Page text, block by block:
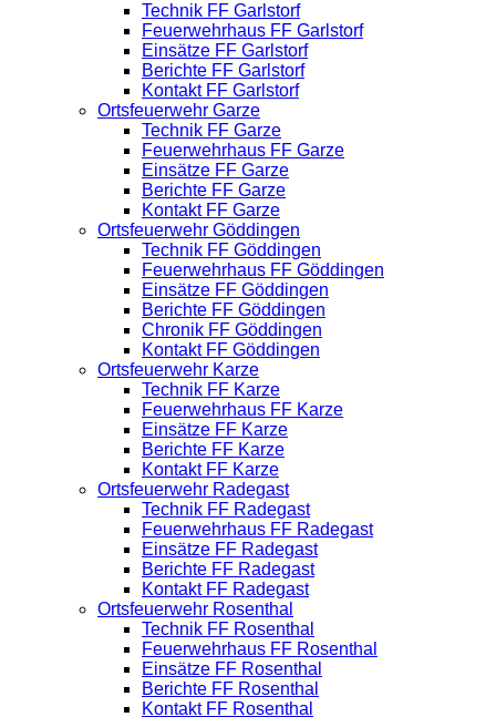
Technik FF Garlstorf
Feuerwehrhaus FF Garlstorf
Einsätze FF Garlstorf
Berichte FF Garlstorf
Kontakt FF Garlstorf
Ortsfeuerwehr Garze
Technik FF Garze
Feuerwehrhaus FF Garze
Einsätze FF Garze
Berichte FF Garze
Kontakt FF Garze
Ortsfeuerwehr Göddingen
Technik FF Göddingen
Feuerwehrhaus FF Göddingen
Einsätze FF Göddingen
Berichte FF Göddingen
Chronik FF Göddingen
Kontakt FF Göddingen
Ortsfeuerwehr Karze
Technik FF Karze
Feuerwehrhaus FF Karze
Einsätze FF Karze
Berichte FF Karze
Kontakt FF Karze
Ortsfeuerwehr Radegast
Technik FF Radegast
Feuerwehrhaus FF Radegast
Einsätze FF Radegast
Berichte FF Radegast
Kontakt FF Radegast
Ortsfeuerwehr Rosenthal
Technik FF Rosenthal
Feuerwehrhaus FF Rosenthal
Einsätze FF Rosenthal
Berichte FF Rosenthal
Kontakt FF Rosenthal